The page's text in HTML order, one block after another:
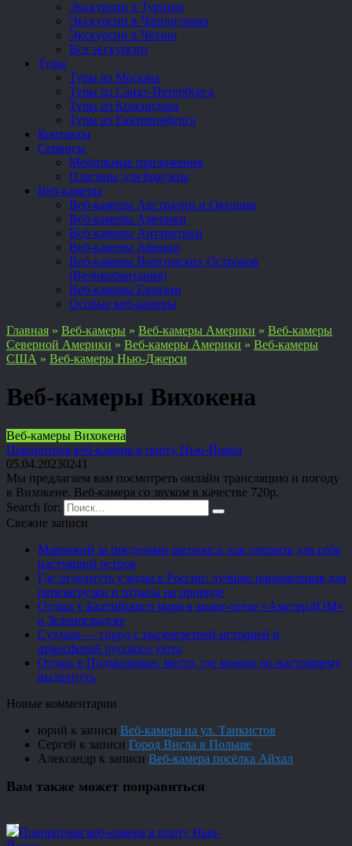
Экскурсии в Турцию
Экскурсии в Черногорию
Экскурсии в Чехию
Все экскурсии
Туры
Туры из Москвы
Туры из Санкт-Петербурга
Туры из Краснодара
Туры из Екатеринбурга
Контакты
Сервисы
Мобильные приложения
Плагины для браузера
Веб-камеры
Веб-камеры Австралии и Океании
Веб-камеры Америки
Веб-камеры Антарктики
Веб-камеры Африки
Веб-камеры Виргинских Островов
(Великобритания)
Веб-камеры Евразии
Особые веб-камеры
Главная » Веб-камеры » Веб-камеры Америки » Веб-камеры
Северной Америки » Веб-камеры Америки » Веб-камеры
США » Веб-камеры Нью-Джерси
Веб-камеры Вихокена
Веб-камеры Вихокена
Поворотная веб-камера в порту Нью-Йорка
05.04.20230241
Мы предлагаем вам посмотреть онлайн трансляцию и погоду
в Вихокене. Веб-камера со звуком в качестве 720p.
Search for:
Свежие записи
Маврикий за пределами шезлонга: как открыть для себя
настоящий остров
Где отдохнуть у воды в России: лучшие направления для
перезагрузки и отдыха на природе
Отдых у Балтийского моря в апарт-отеле «АмстерДОМ»
в Зеленоградске
Суздаль — город с тысячелетней историей и
атмосферой русского уюта
Отдых в Подмосковье: место, где можно по-настоящему
выдохнуть
Новые комментарии
юрий к записи Веб-камера на ул. Танкистов
Сергей к записи Город Висла в Польше
Александр к записи Веб-камера посёлка Айхал
Вам также может понравиться
Поворотная веб-камера в порту Нью-